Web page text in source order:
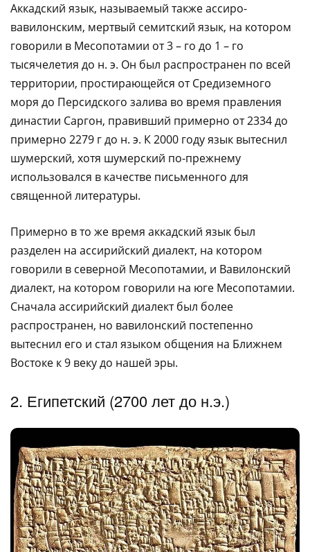
Аккадский язык, называемый также ассиро-
вавилонским, мертвый семитский язык, на котором
говорили в Месопотамии от 3 – го до 1 – го
тысячелетия до н. э. Он был распространен по всей
территории, простирающейся от Средиземного
моря до Персидского залива во время правления
династии Саргон, правивший примерно от 2334 до
примерно 2279 г до н. э. К 2000 году язык вытеснил
шумерский, хотя шумерский по-прежнему
использовался в качестве письменного для
священной литературы.
Примерно в то же время аккадский язык был
разделен на ассирийский диалект, на котором
говорили в северной Месопотамии, и Вавилонский
диалект, на котором говорили на юге Месопотамии.
Сначала ассирийский диалект был более
распространен, но вавилонский постепенно
вытеснил его и стал языком общения на Ближнем
Востоке к 9 веку до нашей эры.
2. Египетский (2700 лет до н.э.)